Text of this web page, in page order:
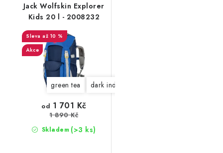
Jack Wolfskin Explorer
Kids 20 l - 2008232
až 10 %
Akce
green tea dark indigo
Skladem (>3 ks)
od 1 701 Kč
1 890 Kč